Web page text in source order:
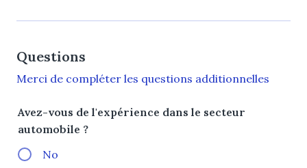
Questions
Merci de compléter les questions additionnelles
Avez-vous de l'expérience dans le secteur
automobile ?
No